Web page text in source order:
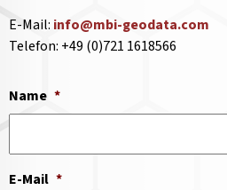
E-Mail: info@mbi-geodata.com
Telefon: +49 (0)721 1618566
Name *
E-Mail *